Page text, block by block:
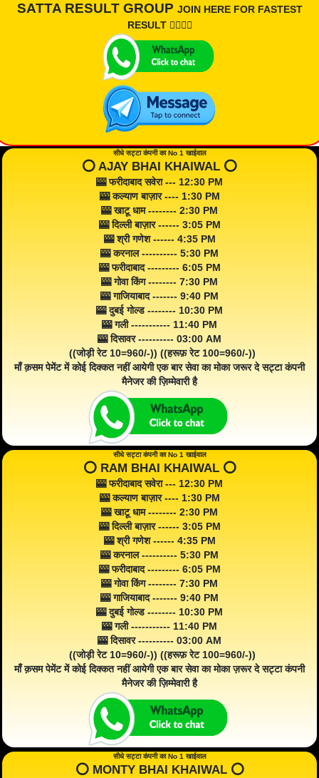
SATTA RESULT GROUP JOIN HERE FOR FASTEST
RESULT 👇🏾👇🏾
सीधे सट्टा कंपनी का No 1 खाईवाल
⭕️ AJAY BHAI KHAIWAL ⭕️
🎰 फरीदाबाद सवेरा --- 12:30 PM
🎰 कल्याण बाज़ार ---- 1:30 PM
🎰 खाटू धाम -------- 2:30 PM
🎰 दिल्ली बाज़ार ------ 3:05 PM
🎰 श्री गणेश ------ 4:35 PM
🎰 करनाल ---------- 5:30 PM
🎰 फरीदाबाद --------- 6:05 PM
🎰 गोवा किंग -------- 7:30 PM
🎰 गाजियाबाद ------- 9:40 PM
🎰 दुबई गोल्ड -------- 10:30 PM
🎰 गली ----------- 11:40 PM
🎰 दिसावर ---------- 03:00 AM
((जोड़ी रेट 10=960/-)) ((हरूफ़ रेट 100=960/-))
माँ क़सम पेमेंट में कोई दिक्कत नहीं आयेगी एक बार सेवा का मोका जरूर दे सट्टा कंपनी
मैनेजर की ज़िम्मेवारी है
सीधे सट्टा कंपनी का No 1 खाईवाल
⭕️ RAM BHAI KHAIWAL ⭕️
🎰 फरीदाबाद सवेरा --- 12:30 PM
🎰 कल्याण बाज़ार ---- 1:30 PM
🎰 खाटू धाम -------- 2:30 PM
🎰 दिल्ली बाज़ार ------ 3:05 PM
🎰 श्री गणेश ------ 4:35 PM
🎰 करनाल ---------- 5:30 PM
🎰 फरीदाबाद --------- 6:05 PM
🎰 गोवा किंग -------- 7:30 PM
🎰 गाजियाबाद ------- 9:40 PM
🎰 दुबई गोल्ड -------- 10:30 PM
🎰 गली ----------- 11:40 PM
🎰 दिसावर ---------- 03:00 AM
((जोड़ी रेट 10=960/-)) ((हरूफ़ रेट 100=960/-))
माँ क़सम पेमेंट में कोई दिक्कत नहीं आयेगी एक बार सेवा का मोका ज़रूर दे सट्टा कंपनी
मैनेजर की ज़िम्मेवारी है
सीधे सट्टा कंपनी का No 1 खाईवाल
⭕️ MONTY BHAI KHAIWAL ⭕️